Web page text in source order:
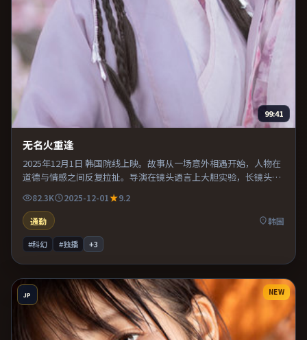
99:41
无名火重逢
2025年12月1日 韩国院线上映。故事从一场意外相遇开始，人物在
道德与情感之间反复拉扯。导演在镜头语言上大胆实验，长镜头与
力不俗。
82.3K 2025-12-01
9.2
通勤
韩国
#科幻 #独播 +3
JP NEW